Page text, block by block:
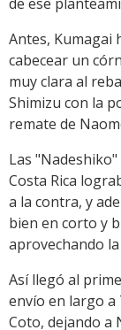
Antes, Kumagai
cabecear un
muy clara al
Shimizu con la
remate de
Las
Costa Rica
a la contra, y
bien en corto y
aprovechando
Así llegó al
envío en largo a
Coto, dejando a